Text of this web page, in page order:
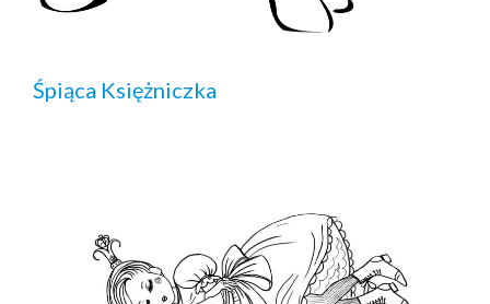
Śpiąca Księżniczka